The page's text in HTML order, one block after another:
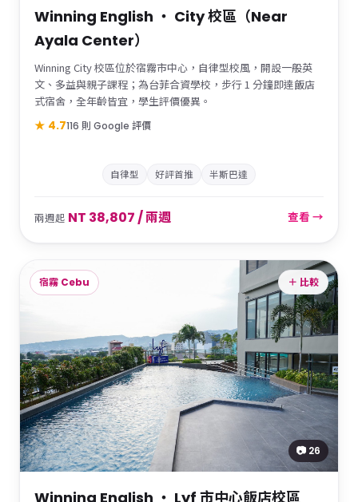
Winning English ・ City 校區（Near
Ayala Center）
Winning City 校區位於宿霧市中心，自律型校風，開設一般英
文、多益與親子課程；為台菲合資學校，步行 1 分鐘即達飯店
式宿舍，全年齡皆宜，學生評價優異。
★ 4.7116 則 Google 評價
自律型 好評首推 半斯巴達
兩週起 NT 38,807 / 兩週 查看 →
宿霧 Cebu
📷 26
＋ 比較
Winning English ・ Lyf 市中心飯店校區